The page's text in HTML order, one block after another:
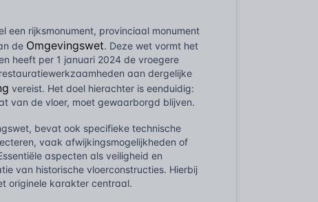
een rijksmonument, provinciaal monument
de Omgevingswet. Deze wet vormt het
heeft per 1 januari 2024 de vroegere
aan dergelijke
vereist. Het doel hierachter is eenduidig:
van de vloer, moet gewaarborgd blijven.
bevat ook specifieke technische
vaak afwijkingsmogelijkheden of
aspecten als veiligheid en
van historische vloerconstructies. Hierbij
originele karakter centraal.